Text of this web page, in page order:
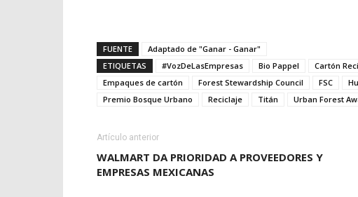
FUENTE
Adaptado de "Ganar - Ganar"
ETIQUETAS
#VozDeLasEmpresas Bio Pappel Cartón
Empaques de cartón
Forest Stewardship Council FSC
Premio Bosque Urbano
Reciclaje Titán Urban Forest
Artículo anterior
WALMART DA PRIORIDAD A PROVEEDORES Y
EMPRESAS MEXICANAS